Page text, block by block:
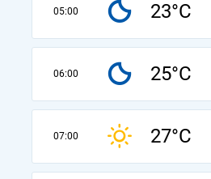
05:00 23°C
06:00 25°C
07:00 27°C